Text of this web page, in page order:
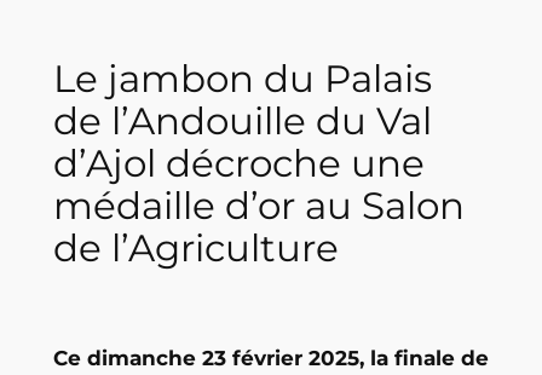
Le jambon du Palais
de l’Andouille du Val
d’Ajol décroche une
médaille d’or au Salon
de l’Agriculture
Ce dimanche 23 février 2025, la finale de